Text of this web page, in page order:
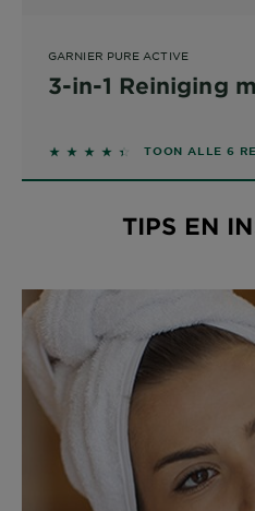
GARNIER PURE ACTIVE
3-in-1 Reiniging
4.3333 out of 5 stars
TOON ALLE 6
TIPS EN